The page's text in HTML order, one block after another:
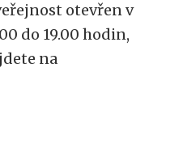
otevřen v
do 19.00 hodin,
na